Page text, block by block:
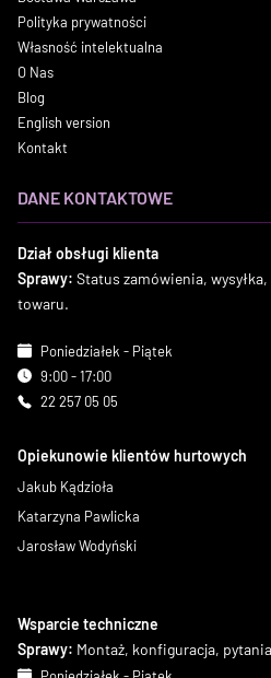
Polityka prywatności
Własność intelektualna
O Nas
Blog
English version
Kontakt
DANE KONTAKTOWE
Dział obsługi klienta
Sprawy: Status zamówienia,
towaru.
Poniedziałek - Piątek
9:00 - 17:00
22 257 05 05
Opiekunowie klientów hurtowych
Jakub Kądzioła
Katarzyna Pawlicka
Jarosław Wodyński
Wsparcie techniczne
Sprawy: Montaż, konfiguracja,